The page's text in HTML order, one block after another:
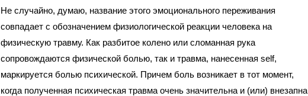
Не случайно, думаю, название этого эмоционального переживания
совпадает с обозначением физиологической реакции человека на
физическую травму. Как разбитое колено или сломанная рука
сопровождаются физической болью, так и травма, нанесенная self,
маркируется болью психической. Причем боль возникает в тот момент,
когда полученная психическая травма очень значительна и (или) внезапна